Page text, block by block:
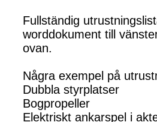
Fullständig
worddokument till
ovan.
Några exempel på
Dubbla styrplatser
Bogpropeller
Elektriskt ankarspel i